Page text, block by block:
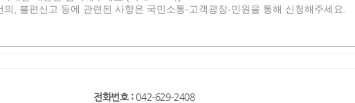
전화번호 : 042-629-2408